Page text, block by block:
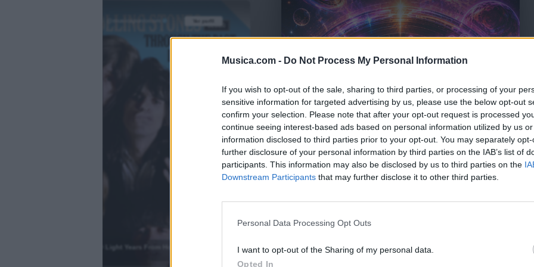
Musica.com - Do Not Process My Personal Information
If you wish to opt-out of the sale, sharing to third parties, or processing of your
sensitive information for targeted advertising by us, please use the below opt-out
confirm your selection. Please note that after your opt-out request is processed
continue seeing interest-based ads based on personal information utilized by us
information disclosed to third parties prior to your opt-out. You may separately
further disclosure of your personal information by third parties on the IAB’s list of
participants. This information may also be disclosed by us to third parties on the
Downstream Participants that may further disclose it to other third parties.
Personal Data Processing Opt Outs
I want to opt-out of the Sharing of my personal data.
Opted In
Psicodelia y Space Rock 🎸✨
2000 Light Years From Home